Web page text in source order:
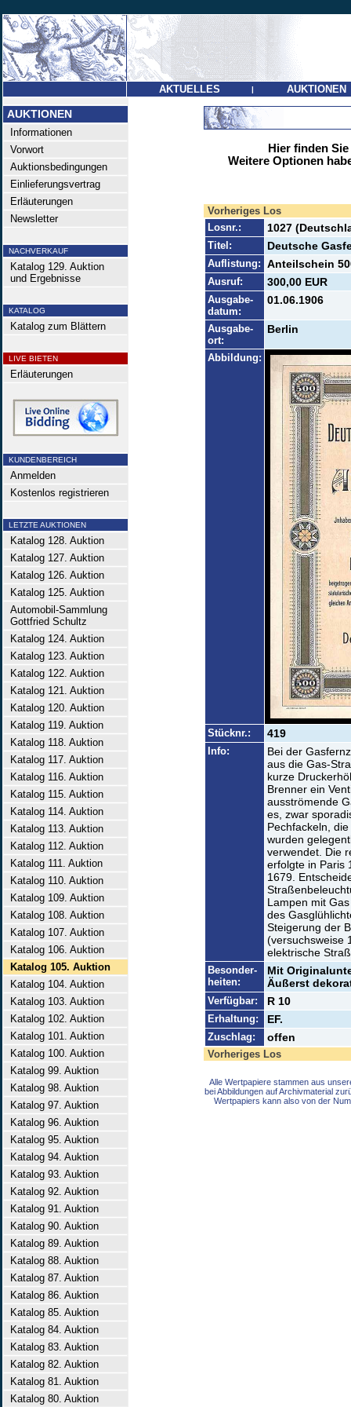
AKTUELLES | AUKTIONEN
AUKTIONEN
Informationen
Vorwort
Auktionsbedingungen
Einlieferungsvertrag
Erläuterungen
Newsletter
NACHVERKAUF
Katalog 129. Auktion
und Ergebnisse
KATALOG
Katalog zum Blättern
LIVE BIETEN
Erläuterungen
KUNDENBEREICH
Anmelden
Kostenlos registrieren
LETZTE AUKTIONEN
Katalog 128. Auktion
Katalog 127. Auktion
Katalog 126. Auktion
Katalog 125. Auktion
Automobil-Sammlung
Gottfried Schultz
Katalog 124. Auktion
Katalog 123. Auktion
Katalog 122. Auktion
Katalog 121. Auktion
Katalog 120. Auktion
Katalog 119. Auktion
Katalog 118. Auktion
Katalog 117. Auktion
Katalog 116. Auktion
Katalog 115. Auktion
Katalog 114. Auktion
Katalog 113. Auktion
Katalog 112. Auktion
Katalog 111. Auktion
Katalog 110. Auktion
Katalog 109. Auktion
Katalog 108. Auktion
Katalog 107. Auktion
Katalog 106. Auktion
Katalog 105. Auktion
Katalog 104. Auktion
Katalog 103. Auktion
Katalog 102. Auktion
Katalog 101. Auktion
Katalog 100. Auktion
Katalog 99. Auktion
Katalog 98. Auktion
Katalog 97. Auktion
Katalog 96. Auktion
Katalog 95. Auktion
Katalog 94. Auktion
Katalog 93. Auktion
Katalog 92. Auktion
Katalog 91. Auktion
Katalog 90. Auktion
Katalog 89. Auktion
Katalog 88. Auktion
Katalog 87. Auktion
Katalog 86. Auktion
Katalog 85. Auktion
Katalog 84. Auktion
Katalog 83. Auktion
Katalog 82. Auktion
Katalog 81. Auktion
Katalog 80. Auktion
Hier finden
Weitere Optionen
Vorheriges Los
Losnr.:
1027
Titel: Deutsche
Auflistung: Anteilschein
Ausruf: 300,00 EUR
Ausgabe-
datum:
01.06.1906
Ausgabe-
ort:
Berlin
Abbildung:
Stücknr.: 419
Info:
Bei der
aus die Gas-
kurze
Brenner ein
ausströmende
es, zwar
Pechfackeln,
wurden
verwendet. Die
erfolgte in Paris
1679.
Lampen mit
des
Steigerung der
(versuchsweise
elektrische
Besonder-
heiten:
Mit
Äußerst
Verfügbar: R 10
Erhaltung: EF.
Zuschlag: offen
Vorheriges Los
Alle Wertpapiere stammen aus
bei Abbildungen auf Archivmaterial
Wertpapiers kann also von der